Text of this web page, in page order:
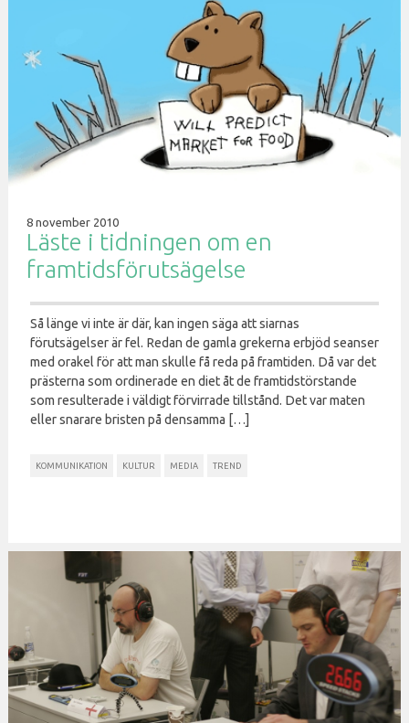
8 november 2010
Läste i tidningen om en
framtidsförutsägelse
Så länge vi inte är där, kan ingen säga att siarnas
förutsägelser är fel. Redan de gamla grekerna erbjöd seanser
med orakel för att man skulle få reda på framtiden. Då var det
prästerna som ordinerade en diet åt de framtidstörstande
som resulterade i väldigt förvirrade tillstånd. Det var maten
eller snarare bristen på densamma […]
KOMMUNIKATION KULTUR MEDIA TREND